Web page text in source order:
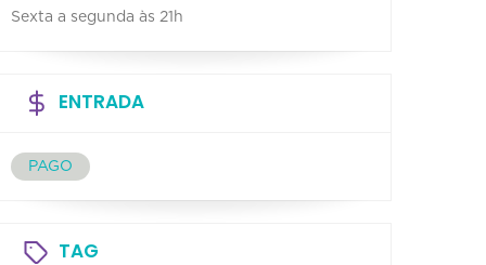
Sexta a segunda às 21h
ENTRADA
PAGO
TAG